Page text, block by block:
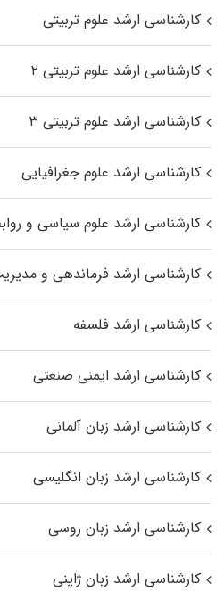
کارشناسی ارشد علوم تربیتی
کارشناسی ارشد علوم تربیتی ۲
کارشناسی ارشد علوم تربیتی ۳
کارشناسی ارشد علوم جغرافیایی
کارشناسی ارشد علوم سیاسی و
کارشناسی ارشد فرماندهی و
کارشناسی ارشد فلسفه
کارشناسی ارشد ایمنی صنعتی
کارشناسی ارشد زبان آلمانی
کارشناسی ارشد زبان انگلیسی
کارشناسی ارشد زبان روسی
کارشناسی ارشد زبان ژاپنی